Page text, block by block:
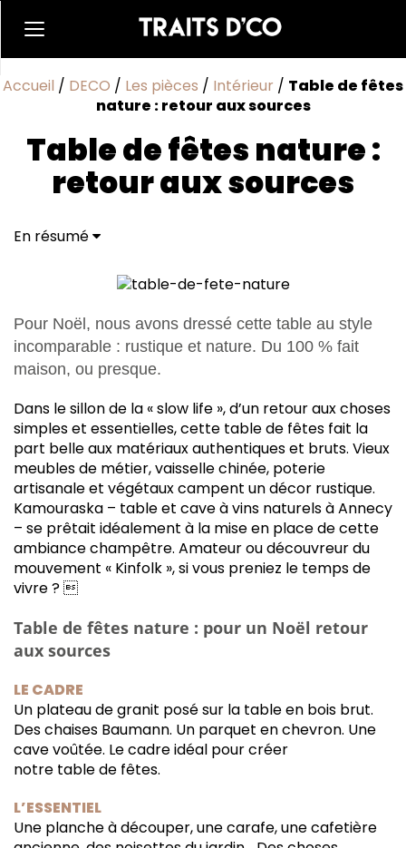
Accueil / DECO / Les pièces / Intérieur / Table de fêtes
nature : retour aux sources
Table de fêtes nature :
retour aux sources
En résumé
Pour Noël, nous avons dressé cette table au style
incomparable : rustique et nature. Du 100 % fait
maison, ou presque.
Dans le sillon de la « slow life », d’un retour aux choses
simples et essentielles, cette table de fêtes fait la
part belle aux matériaux authentiques et bruts. Vieux
meubles de métier, vaisselle chinée, poterie
artisanale et végétaux campent un décor rustique.
Kamouraska – table et cave à vins naturels à Annecy
– se prêtait idéalement à la mise en place de cette
ambiance champêtre. Amateur ou découvreur du
mouvement « Kinfolk », si vous preniez le temps de
vivre ? 
Table de fêtes nature : pour un Noël retour
aux sources
LE CADRE
Un plateau de granit posé sur la table en bois brut.
Des chaises Baumann. Un parquet en chevron. Une
cave voûtée. Le cadre idéal pour créer
notre table de fêtes.
L’ESSENTIEL
Une planche à découper, une carafe, une cafetière